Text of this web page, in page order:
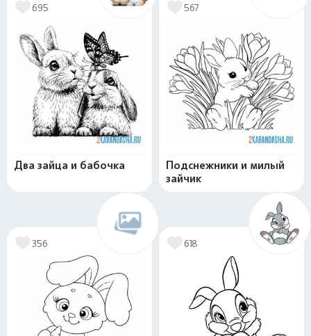
695
Два зайца и бабочка
567
Подснежники и милый
зайчик
356 618